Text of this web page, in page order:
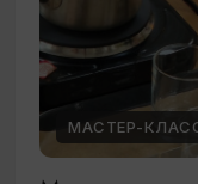
МАСТЕР-